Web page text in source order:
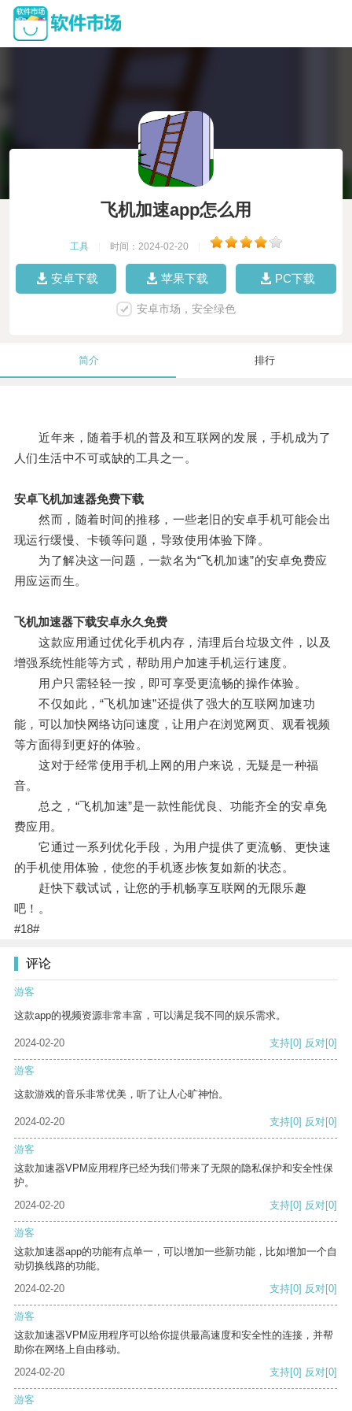
飞机加速app怎么用
工具 时间：2024-02-20
安卓下载 苹果下载 PC下载
安卓市场，安全绿色
简介 排行
近年来，随着手机的普及和互联网的发展，手机成为了
人们生活中不可或缺的工具之一。
安卓飞机加速器免费下载
然而，随着时间的推移，一些老旧的安卓手机可能会出
现运行缓慢、卡顿等问题，导致使用体验下降。
为了解决这一问题，一款名为“飞机加速”的安卓免费应
用应运而生。
飞机加速器下载安卓永久免费
这款应用通过优化手机内存，清理后台垃圾文件，以及
增强系统性能等方式，帮助用户加速手机运行速度。
用户只需轻轻一按，即可享受更流畅的操作体验。
不仅如此，“飞机加速”还提供了强大的互联网加速功
能，可以加快网络访问速度，让用户在浏览网页、观看视频
等方面得到更好的体验。
这对于经常使用手机上网的用户来说，无疑是一种福
音。
总之，“飞机加速”是一款性能优良、功能齐全的安卓免
费应用。
它通过一系列优化手段，为用户提供了更流畅、更快速
的手机使用体验，使您的手机逐步恢复如新的状态。
赶快下载试试，让您的手机畅享互联网的无限乐趣
吧！。
#18#
评论
游客
这款app的视频资源非常丰富，可以满足我不同的娱乐需求。
2024-02-20 支持[0] 反对[0]
游客
这款游戏的音乐非常优美，听了让人心旷神怡。
2024-02-20 支持[0] 反对[0]
游客
这款加速器VPM应用程序已经为我们带来了无限的隐私保护和安全性保
护。
2024-02-20
支持[0] 反对[0]
游客
这款加速器app的功能有点单一，可以增加一些新功能，比如增加一个自
动切换线路的功能。
2024-02-20
支持[0] 反对[0]
游客
这款加速器VPM应用程序可以给你提供最高速度和安全性的连接，并帮
助你在网络上自由移动。
2024-02-20
支持[0] 反对[0]
游客